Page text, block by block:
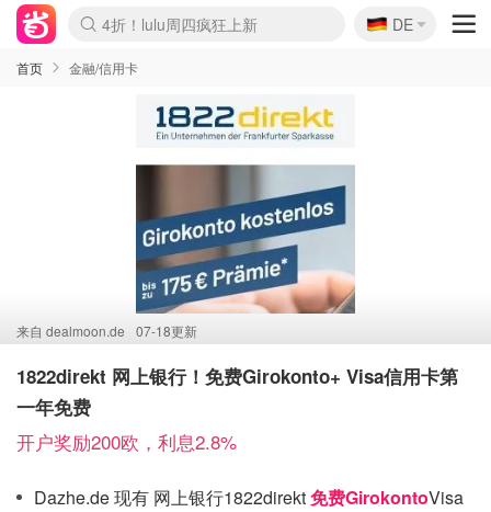
Boticinal 夏促开抢！
4折！lulu周四疯狂上新
还没结束！&OtherStories大促
Joybuy变相75折 随时失效
速领！Stanley独家85折
疑似霸哥！Camper额外叠85折
Zalando 奥莱闪促！每日更新
Moncler反季囤！5折起+叠9折
Coach Brooklyn仅€192
🇩🇪
DE
首页 金融/信用卡
来自 dealmoon.de 07-18更新
1822direkt 网上银行！免费Girokonto+ Visa信用卡第
一年免费
开户奖励200欧，利息2.8%
Dazhe.de 现有 网上银行1822direkt免费GirokontoVisa